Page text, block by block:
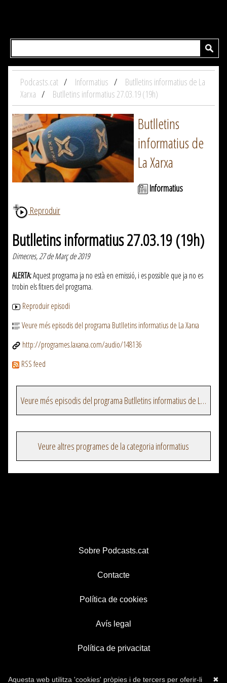
Podcasts.cat Informatius
Butlletins informatius de La
Xarxa
Butlletins informatius 27.03.19 (19h)
Butlletins
informatius de
La Xarxa
Informatius
Reproduir
Butlletins informatius 27.03.19 (19h)
Dimecres, 27 de Març de 2019
ALERTA:Aquest programa ja no està en emissió, i es possible que ja no es
trobin els fitxers del programa.
Reproduir episodi
Veure més episodis del programa Butlletins informatius de La Xarxa
http://programes.laxarxa.com/audio/148136
RSS feed
Veure més episodis del programa Butlletins informatius de La Xarxa
Veure altres programes de la categoria informatius
Sobre Podcasts.cat
Contacte
Política de cookies
Avís legal
Política de privacitat
✖
Aquesta web utilitza 'cookies' pròpies i de tercers per oferir-li